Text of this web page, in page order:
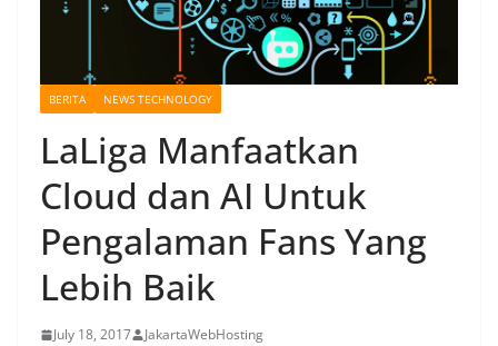
BERITA NEWS TECHNOLOGY
LaLiga Manfaatkan
Cloud dan AI Untuk
Pengalaman Fans Yang
Lebih Baik
July 18, 2017 JakartaWebHosting